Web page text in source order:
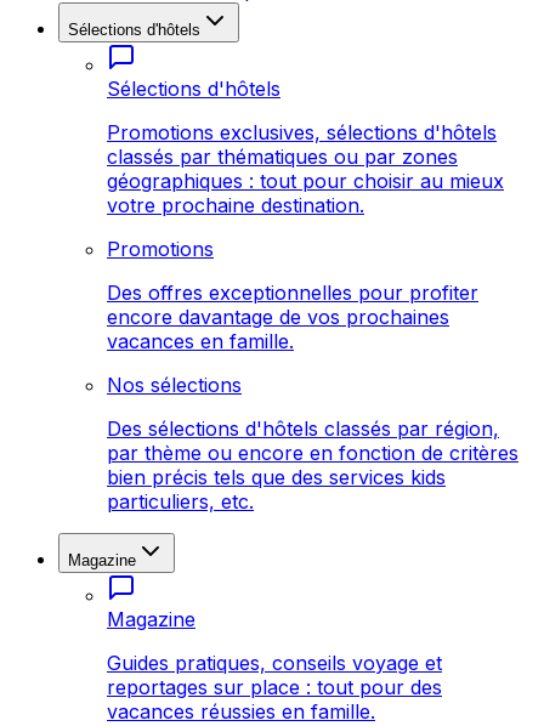
Sélections d'hôtels
Sélections d'hôtels
Promotions exclusives, sélections d'hôtels
classés par thématiques ou par zones
géographiques : tout pour choisir au mieux
votre prochaine destination.
Promotions
Des offres exceptionnelles pour profiter
encore davantage de vos prochaines
vacances en famille.
Nos sélections
Des sélections d'hôtels classés par région,
par thème ou encore en fonction de critères
bien précis tels que des services kids
particuliers, etc.
Magazine
Magazine
Guides pratiques, conseils voyage et
reportages sur place : tout pour des
vacances réussies en famille.